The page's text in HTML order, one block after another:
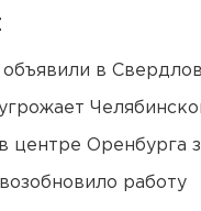
в
центре Оренбурга
работу